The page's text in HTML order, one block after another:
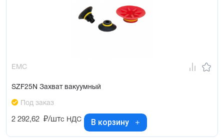
EMC
SZF25N Захват вакуумный
Под заказ
2 292,62 ₽/штс НДС В корзину